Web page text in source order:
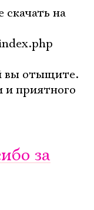
на
вы отыщите.
приятного
за